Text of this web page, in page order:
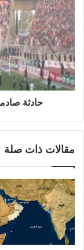
حادثة
مقالات ذات صلة